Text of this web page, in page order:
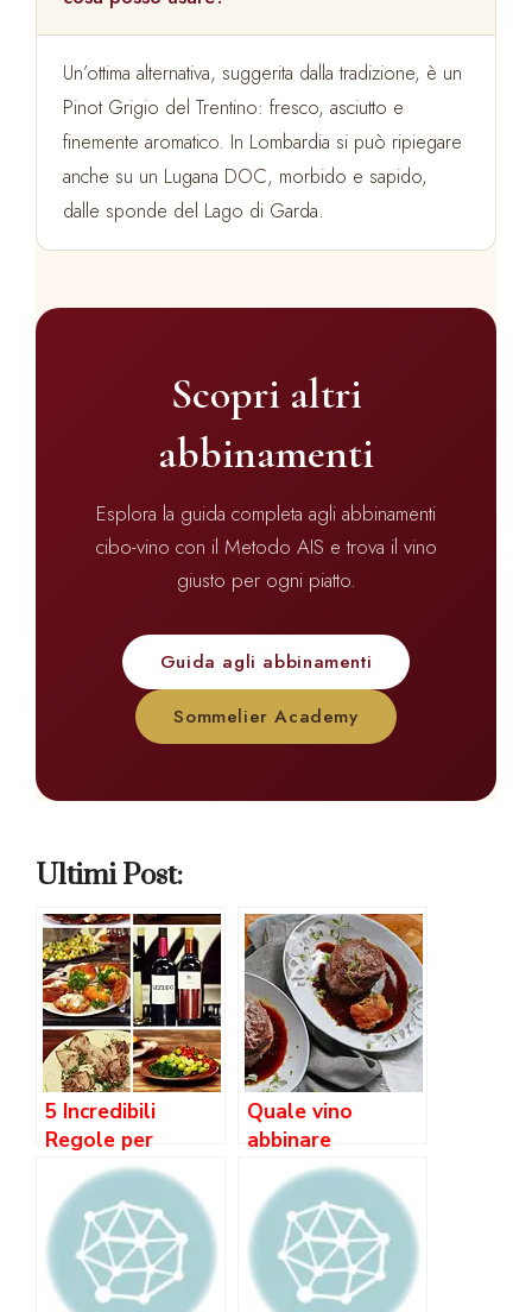
Un’ottima alternativa, suggerita dalla tradizione, è un
Pinot Grigio del Trentino: fresco, asciutto e
finemente aromatico. In Lombardia si può ripiegare
anche su un Lugana DOC, morbido e sapido,
dalle sponde del Lago di Garda.
Scopri altri
abbinamenti
Esplora la guida completa agli abbinamenti
cibo-vino con il Metodo AIS e trova il vino
giusto per ogni piatto.
Guida agli abbinamenti
Sommelier Academy
Ultimi Post:
5 Incredibili
Regole per
Abbinare Vino e
Cibo: Una Guida
Straordinaria
Quale vino
abbinare
all’ossobuco alla
milanese?